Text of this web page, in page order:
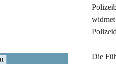
widmet
Die